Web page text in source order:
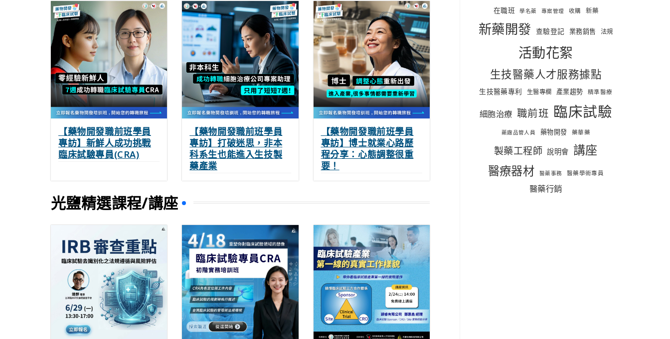
【藥物開發職前班學員
專訪】新鮮人成功挑戰
臨床試驗專員(CRA)
【藥物開發職前班學員
專訪】打破迷思，非本
科系生也能進入生技製
藥產業
【藥物開發職前班學員
專訪】博士就業心路歷
程分享：心態調整很重
要！
光鹽精選課程/講座
在職班 學名藥 專案管理 收購 新藥
新藥開發 查驗登記 業務銷售 法規
活動花絮
生技醫藥人才服務據點
生技醫藥專利 生醫專欄 產業趨勢 精準醫療
細胞治療 職前班 臨床試驗
藥廠品管人員 藥物開發 藥華藥
製藥工程師 說明會 講座
醫療器材 醫藥事務 醫藥學術專員
醫藥行銷